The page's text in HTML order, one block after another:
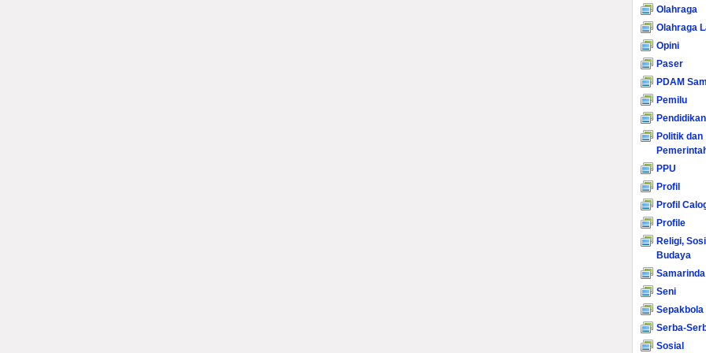
Olahraga
Olahraga
Opini
Paser
PDAM
Pemilu
Pendidikan
Politik dan
PPU
Profil
Profil
Profile
Religi,
Budaya
Samarinda
Seni
Sepakbola
Serba-
Sosial